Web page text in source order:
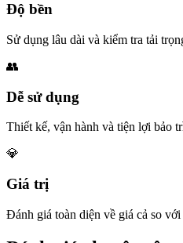
Độ bền
Sử dụng lâu dài và kiểm tra tải
👥
Dễ sử dụng
Thiết kế, vận hành và tiện lợi bảo
💎
Giá trị
Đánh giá toàn diện về giá cả so với